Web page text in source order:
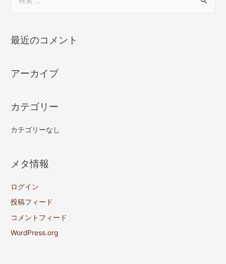
最近のコメント
アーカイブ
カテゴリー
カテゴリーなし
メタ情報
ログイン
投稿フィード
コメントフィード
WordPress.org